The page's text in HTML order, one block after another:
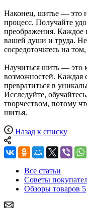
Наконец, шитье — это
процесс. Получайте
преображения. Каждое
вашей души и труда. Не
сосредоточьтесь на
Научиться шить — это
возможностей. Каждая
превратиться в
Исследуйте,
творчеством, потому
шитья.
Назад к списку
Все статьи
Советы
Обзоры товаров 5